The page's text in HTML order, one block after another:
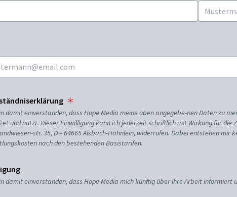
damit einverstanden, dass Hope Media meine oben angegebe-nen Daten zu
und nutzt. Dieser Einwilligung kann ich jederzeit schriftlich mit Wirkung für die
str. 35, D – 64665 Alsbach-Hähnlein, widerrufen. Dabei entstehen mir
nach den bestehenden Basistarifen.
damit einverstanden, dass Hope Media mich künftig über ihre Arbeit informiert